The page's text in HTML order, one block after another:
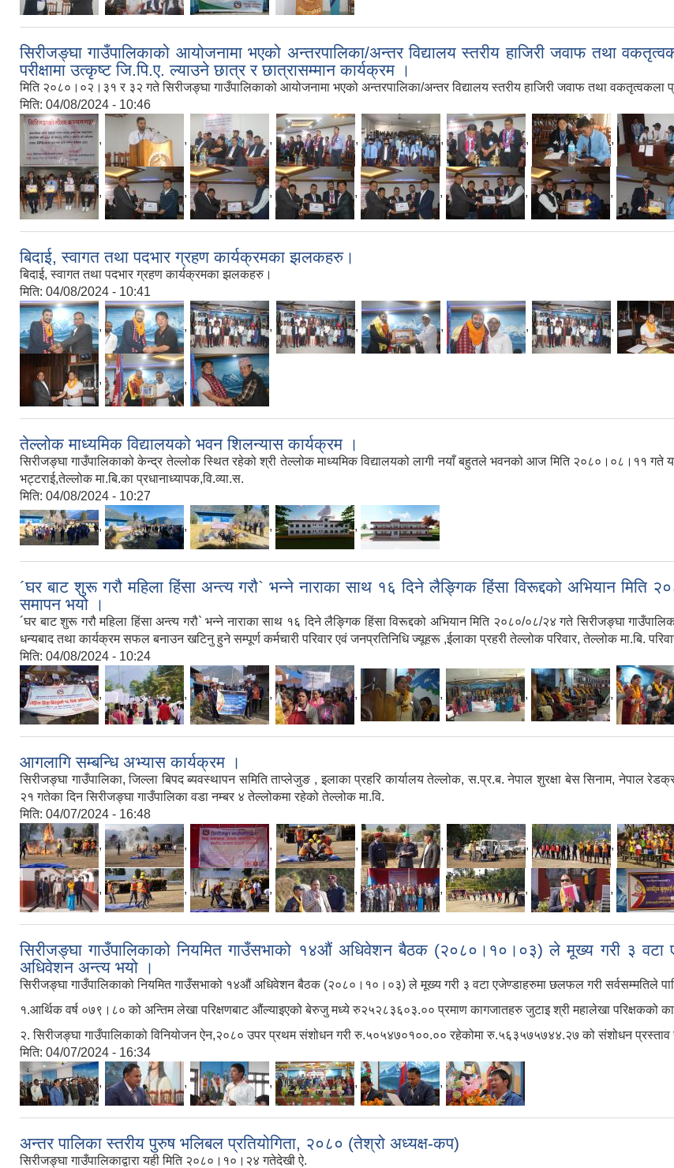
सिरीजङ्घा गाउँपालिकाको आयोजनामा भएको अन्तरपालिका/अन्तर विद्यालय स्तरीय हाजिरी जवाफ तथा
परीक्षामा उत्कृष्ट जि.पि.ए. ल्याउने छात्र र छात्रासम्मान कार्यक्रम ।
मिति २०८०।०२।३१ र ३२ गते सिरीजङ्घा गाउँपालिकाको आयोजनामा भएको अन्तरपालिका/अन्तर विद्यालय स्तरीय हाजिरी जवाफ तथा वकतृत्वकला
मिति: 04/08/2024 - 10:46
, , , , , , ,
, , , , , , ,
बिदाई, स्वागत तथा पदभार ग्रहण कार्यक्रमका झलकहरु।
बिदाई, स्वागत तथा पदभार ग्रहण कार्यक्रमका झलकहरु।
मिति: 04/08/2024 - 10:41
, , , , , , ,
, ,
तेल्लोक माध्यमिक विद्यालयको भवन शिलन्यास कार्यक्रम ।
सिरीजङ्घा गाउँपालिकाको केन्द्र तेल्लोक स्थित रहेको श्री तेल्लोक माध्यमिक विद्यालयको लागी नयाँ बहुतले भवनको आज मिति २०८०।०८।११ गते
भट्टराई,तेल्लोक मा.बि.का प्रधानाध्यापक,वि.व्या.स.
मिति: 04/08/2024 - 10:27
, , , ,
´घर बाट शुरू गरौ महिला हिंसा अन्त्य गरौ` भन्ने नाराका साथ १६ दिने लैङ्गिक हिंसा विरूद्दको अभियान मिति
समापन भयो ।
´घर बाट शुरू गरौ महिला हिंसा अन्त्य गरौ` भन्ने नाराका साथ १६ दिने लैङ्गिक हिंसा विरूद्दको अभियान मिति २०८०/०८/२४ गते सिरीजङ्घा
धन्यबाद तथा कार्यक्रम सफल बनाउन खटिनु हुने सम्पूर्ण कर्मचारी परिवार एवं जनप्रतिनिधि ज्यूहरू ,ईलाका प्रहरी तेल्लोक परिवार, तेल्लोक मा.बि.
मिति: 04/08/2024 - 10:24
, , , , , , ,
आगलागि सम्बन्धि अभ्यास कार्यक्रम ।
सिरीजङ्घा गाउँपालिका, जिल्ला बिपद ब्यवस्थापन समिति ताप्लेजुङ , इलाका प्रहरि कार्यालय तेल्लोक, स.प्र.ब. नेपाल शुरक्षा बेस सिनाम, नेपाल
२१ गतेका दिन सिरीजङ्घा गाउँपालिका वडा नम्बर ४ तेल्लोकमा रहेको तेल्लोक मा.वि.
मिति: 04/07/2024 - 16:48
, , , , , , ,
, , , , , , ,
सिरीजङ्घा गाउँपालिकाको नियमित गाउँसभाको १४औं अधिवेशन बैठक (२०८०।१०।०३) ले मूख्य गरी ३ वटा
अधिवेशन अन्त्य भयो ।
सिरीजङ्घा गाउँपालिकाको नियमित गाउँसभाको १४औं अधिवेशन बैठक (२०८०।१०।०३) ले मूख्य गरी ३ वटा एजेण्डाहरुमा छलफल गरी सर्वसम्मतिले
१.आर्थिक वर्ष ०७९।८० को अन्तिम लेखा परिक्षणबाट औंल्याइएको बेरुजु मध्ये रु२५२८३६०३.०० प्रमाण कागजातहरु जुटाइ श्री महालेखा परिक्षकको
२. सिरीजङ्घा गाउँपालिकाको विनियोजन ऐन,२०८० उपर प्रथम संशोधन गरी रु.५०५४७०१००.०० रहेकोमा रु.५६३५७५७४४.२७ को संशोधन प्रस्ताव
मिति: 04/07/2024 - 16:34
, , , , ,
अन्तर पालिका स्तरीय पुरुष भलिबल प्रतियोगिता, २०८० (तेश्रो अध्यक्ष-कप)
सिरीजङ्घा गाउँपालिकाद्वारा यही मिति २०८०।१०।२४ गतेदेखी ऐ.